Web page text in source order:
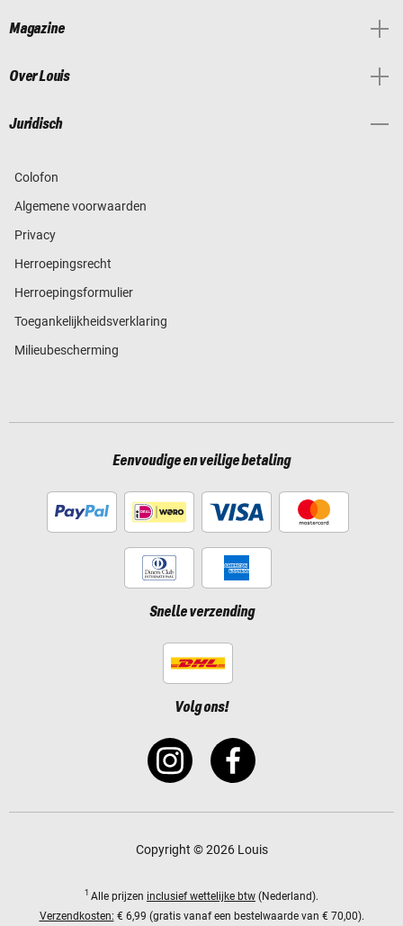
Magazine
Over Louis
Juridisch
Colofon
Algemene voorwaarden
Privacy
Herroepingsrecht
Herroepingsformulier
Toegankelijkheidsverklaring
Milieubescherming
Eenvoudige en veilige betaling
Snelle verzending
Volg ons!
Copyright © 2026 Louis
1 Alle prijzen inclusief wettelijke btw (Nederland).
Verzendkosten: € 6,99 (gratis vanaf een bestelwaarde van € 70,00).